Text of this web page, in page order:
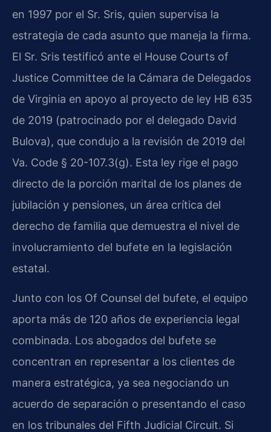
en 1997 por el Sr. Sris, quien supervisa la
estrategia de cada asunto que maneja la firma.
El Sr. Sris testificó ante el House Courts of
Justice Committee de la Cámara de Delegados
de Virginia en apoyo al proyecto de ley HB 635
de 2019 (patrocinado por el delegado David
Bulova), que condujo a la revisión de 2019 del
Va. Code § 20-107.3(g). Esta ley rige el pago
directo de la porción marital de los planes de
jubilación y pensiones, un área crítica del
derecho de familia que demuestra el nivel de
involucramiento del bufete en la legislación
estatal.
Junto con los Of Counsel del bufete, el equipo
aporta más de 120 años de experiencia legal
combinada. Los abogados del bufete se
concentran en representar a los clientes de
manera estratégica, ya sea negociando un
acuerdo de separación o presentando el caso
en los tribunales del Fifth Judicial Circuit. Si